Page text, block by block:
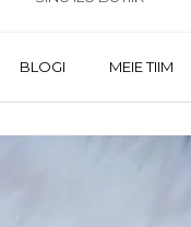
BLOGI MEIE TIIM